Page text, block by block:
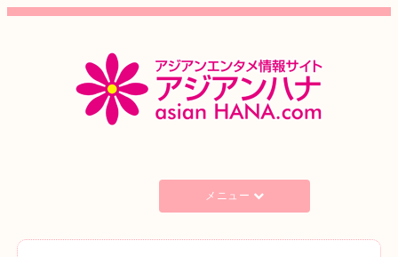
メニュー